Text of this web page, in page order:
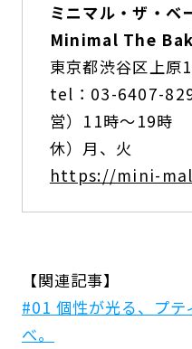
ミニマル・ザ・
Minimal The
東京都渋谷区上原
tel：03-6407-
営）11時〜19時
休）月、火
https://mini-
【関連記事】
#01 個性が光る、プ
べ。